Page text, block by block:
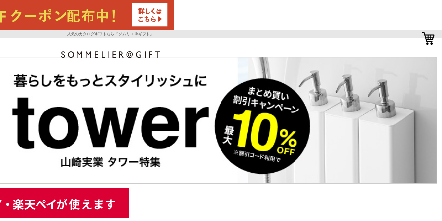
人気のカタログギフトなら『ソムリエ＠ギフト』